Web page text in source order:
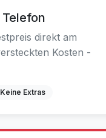
direkt am
Kosten -
Keine Extras